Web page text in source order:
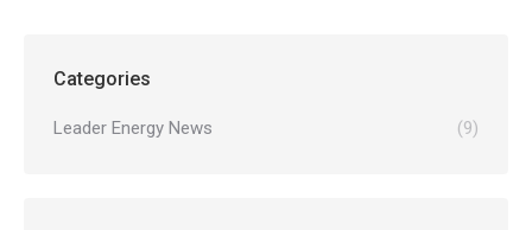
Categories
Leader Energy News (9)